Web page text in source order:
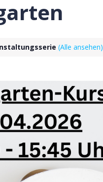
(Alle ansehen)